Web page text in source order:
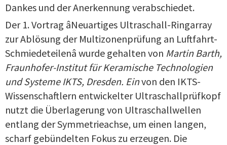
Dankes und der Anerkennung verabschiedet.
Der 1. Vortrag âNeuartiges Ultraschall-Ringarray
zur Ablösung der Multizonenprüfung an Luftfahrt-
Schmiedeteilenâ wurde gehalten von Martin Barth,
Fraunhofer-Institut für Keramische Technologien
und Systeme IKTS, Dresden. Einvon den IKTS-
Wissenschaftlern entwickelter Ultraschallprüfkopf
nutzt die Überlagerung von Ultraschallwellen
entlang der Symmetrieachse, um einen langen,
scharf gebündelten Fokus zu erzeugen. Die